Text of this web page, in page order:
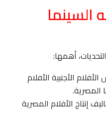
السينما
أهمها:
الأجنبية الأفلام
المصرية.
إنتاج الأفلام المصرية